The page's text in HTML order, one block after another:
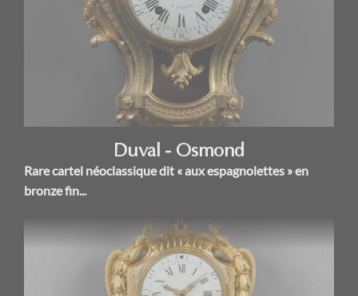
Duval - Osmond
Rare cartel néoclassique dit « aux espagnolettes » en
bronze fin...